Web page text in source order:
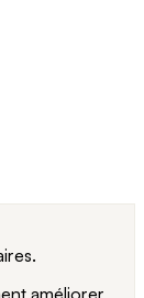
améliorer